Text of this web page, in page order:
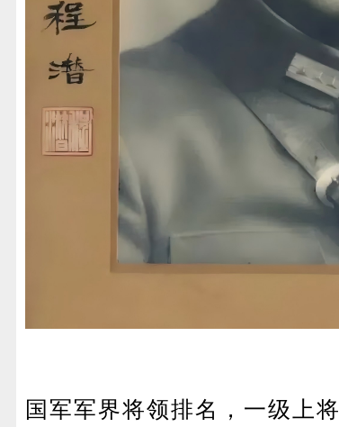
国军军界将领排名，一级上